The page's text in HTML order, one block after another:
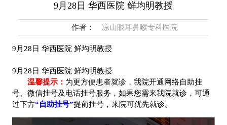
9月28日 华西医院 鲜均明教授
作者： 凉山眼耳鼻喉专科医院
9月28日 华西医院 鲜均明教授
9月28日 华西医院 鲜均明教授
温馨提示： 为更方便患者就诊，我院开通网络自助挂
号、微信挂号及电话挂号服务，如果您需来我院就诊，可通
过下方“自助挂号”提前挂号，来院可优先就诊。